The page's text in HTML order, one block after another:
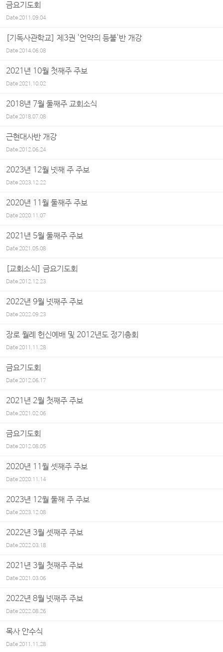
금요기도회
Date2011.09.04
[기독사관학교] 제3권 '언약의 등불'반 개강
Date2014.06.08
2021년 10월 첫째주 주보
Date2021.10.02
2018년 7월 둘째주 교회소식
Date2018.07.08
근현대사반 개강
Date2012.06.24
2023년 12월 넷째 주 주보
Date2023.12.22
2020년 11월 둘째주 주보
Date2020.11.07
2021년 5월 둘째주 주보
Date2021.05.08
[교회소식] 금요기도회
Date2012.12.23
2022년 9월 넷째주 주보
Date2022.09.23
장로 월례 헌신예배 및 2012년도 정기총회
Date2011.11.28
금요기도회
Date2012.06.17
2021년 2월 첫째주 주보
Date2021.02.06
금요기도회
Date2012.08.05
2020년 11월 셋째주 주보
Date2020.11.14
2023년 12월 둘째 주 주보
Date2023.12.08
2022년 3월 셋째주 주보
Date2022.03.18
2021년 3월 첫째주 주보
Date2021.03.06
2022년 8월 넷째주 주보
Date2022.08.26
목사 안수식
Date2011.11.28